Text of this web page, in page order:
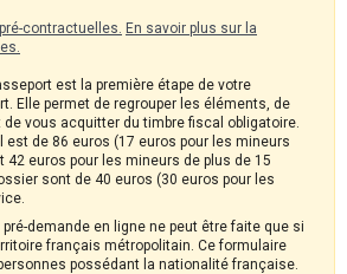
contractuelles. En savoir plus sur la
est la première étape de votre
Elle permet de regrouper les éléments, de
vous acquitter du timbre fiscal obligatoire.
est de 86 euros (17 euros pour les mineurs
42 euros pour les mineurs de plus de 15
sont de 40 euros (30 euros pour les
demande en ligne ne peut être faite que si
français métropolitain. Ce formulaire
possédant la nationalité française.